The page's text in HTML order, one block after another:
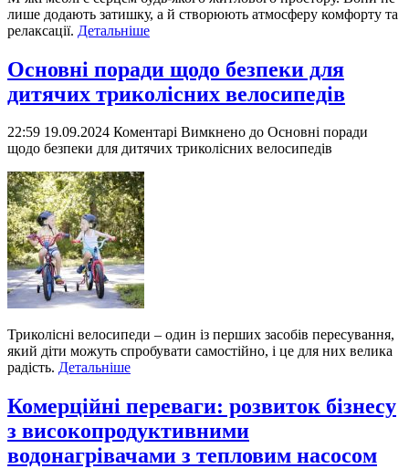
лише додають затишку, а й створюють атмосферу комфорту та
релаксації. Детальніше
Основні поради щодо безпеки для
дитячих триколісних велосипедів
22:59 19.09.2024 Коментарі Вимкнено до Основні поради
щодо безпеки для дитячих триколісних велосипедів
Триколісні велосипеди – один із перших засобів пересування,
який діти можуть спробувати самостійно, і це для них велика
радість. Детальніше
Комерційні переваги: розвиток бізнесу
з високопродуктивними
водонагрівачами з тепловим насосом